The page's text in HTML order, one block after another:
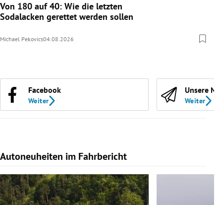
Von 180 auf 40: Wie die letzten
Sodalacken gerettet werden sollen
Michael Pekovics04.08.2026
Facebook
Weiter
Unsere
Weiter
Autoneuheiten im Fahrbericht
Slide 1 von 7